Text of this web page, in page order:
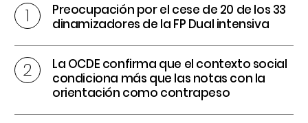
Preocupación por el cese de 20 de los 33
dinamizadores de la FP Dual intensiva
La OCDE confirma que el contexto social
condiciona más que las notas con la
orientación como contrapeso